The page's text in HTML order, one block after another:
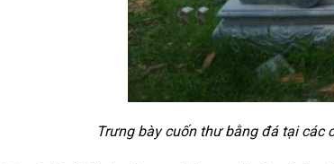
Trưng bày cuốn thư bằng đá tại